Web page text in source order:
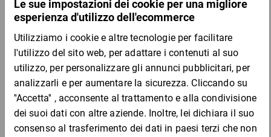
DESCRIZIONE DEL PRODOTTO